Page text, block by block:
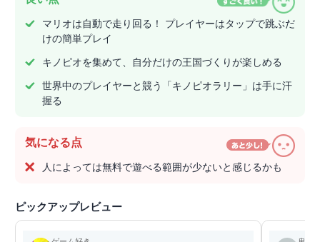
マリオは自動で走り回る！ プレイヤーはタップで跳ぶだ
けの簡単プレイ
キノピオを集めて、自分だけの王国づくりが楽しめる
世界中のプレイヤーと競う「キノピオラリー」は手に汗
握る
気になる点
人によっては無料で遊べる範囲が少ないと感じるかも
ピックアップレビュー